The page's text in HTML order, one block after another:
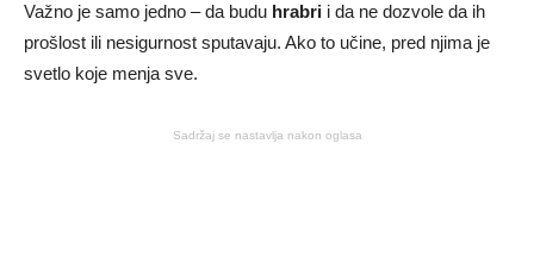
Važno je samo jedno – da budu hrabri i da ne dozvole da ih
prošlost ili nesigurnost sputavaju. Ako to učine, pred njima je
svetlo koje menja sve.
Sadržaj se nastavlja nakon oglasa